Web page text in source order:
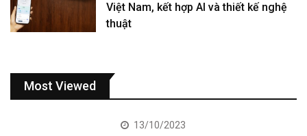
Việt Nam, kết hợp AI và thiết kế nghệ
thuật
Most Viewed
13/10/2023